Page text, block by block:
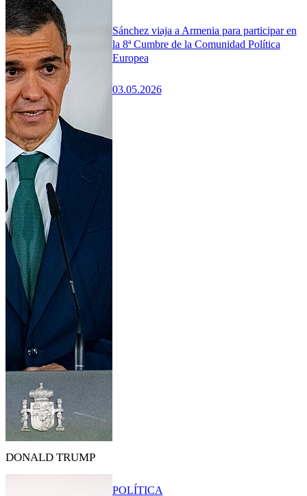
Sánchez viaja a Armenia para participar en
la 8ª Cumbre de la Comunidad Política
Europea
03.05.2026
DONALD TRUMP
POLÍTICA